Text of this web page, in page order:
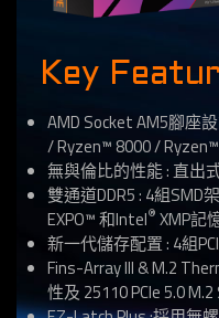
Key
AMD Socket AM5腳座
/ Ryzen™ 8000 /
無與倫比的性能 : 直出
雙通道DDR5 : 4組SMD
EXPO™ 和Intel® XMP記
新一代儲存配置 : 4組
Fins-Array III & M.2
性及 25110 PCIe 5.0